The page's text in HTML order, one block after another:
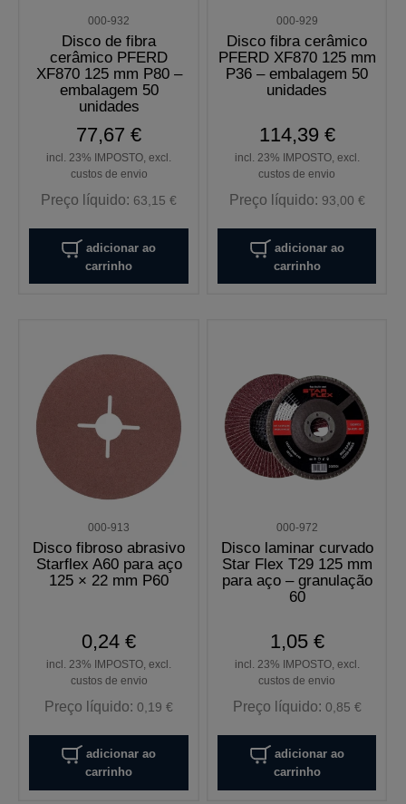
000-932
Disco de fibra
cerâmico PFERD
XF870 125 mm P80 –
embalagem 50
unidades
77,67 €
incl. 23% IMPOSTO, excl.
custos de envio
Preço líquido: 63,15 €
adicionar ao
carrinho
000-929
Disco fibra cerâmico
PFERD XF870 125 mm
P36 – embalagem 50
unidades
114,39 €
incl. 23% IMPOSTO, excl.
custos de envio
Preço líquido: 93,00 €
adicionar ao
carrinho
000-913
Disco fibroso abrasivo
Starflex A60 para aço
125 × 22 mm P60
0,24 €
incl. 23% IMPOSTO, excl.
custos de envio
Preço líquido:0,19 €
adicionar ao
carrinho
000-972
Disco laminar curvado
Star Flex T29 125 mm
para aço – granulação
60
1,05 €
incl. 23% IMPOSTO, excl.
custos de envio
Preço líquido: 0,85 €
adicionar ao
carrinho